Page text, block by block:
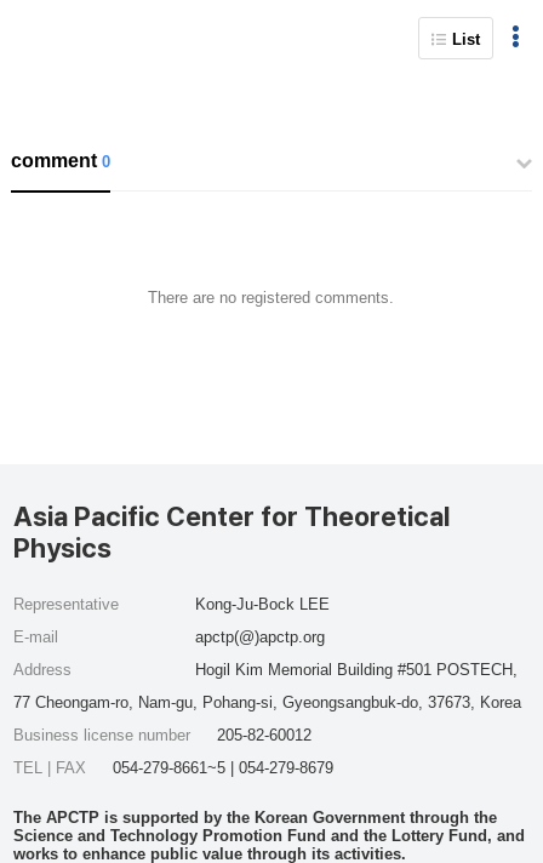
List
comment0
There are no registered comments.
Asia Pacific Center for Theoretical
Physics
Representative
Kong-Ju-Bock LEE
E-mail
apctp(@)apctp.org
Address
Hogil Kim Memorial Building #501 POSTECH,
77 Cheongam-ro, Nam-gu, Pohang-si, Gyeongsangbuk-do, 37673, Korea
Business license number
205-82-60012
TEL | FAX
054-279-8661~5 | 054-279-8679
The APCTP is supported by the Korean Government through the
Science and Technology Promotion Fund and the Lottery Fund, and
works to enhance public value through its activities.